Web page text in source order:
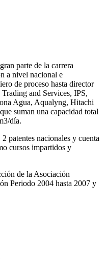
parte de la carrera
a nivel nacional e
de proceso hasta director
and Services, IPS,
Agua, Aqualyng, Hitachi
suman una capacidad total
día.
patentes nacionales y cuenta
cursos impartidos y
de la Asociación
Periodo 2004 hasta 2007 y